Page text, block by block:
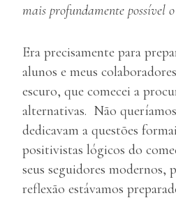
mais profundamente possível
Era precisamente para
alunos e meus
escuro, que comecei a
alternativas. Não
dedicavam a questões
positivistas lógicos do
seus seguidores modernos,
reflexão estávamos